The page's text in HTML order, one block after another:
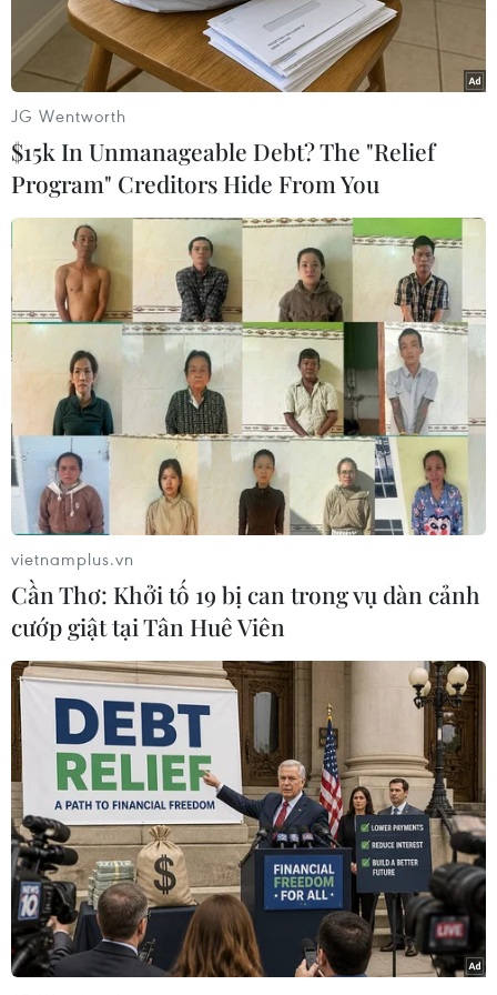
Hiện trường vụ đâm xe tải tại chợ Giáng sinh Breitscheidplatz.
(Ảnh: EPA/TTXVN)
Phóng viên TTXVN tại Berlin ngày 22/12 cho
biết Đài Truyền hình Berlin-Brandenburg (RBB)
vừa công bố hình ảnh thu được từ hệ thống
camera giám sát tại một nhà thờ Hồi giáo ở
Berlin, cho thấy nghi phạm gây ra vụ tấn công
bằng xe tải ở Khu chợ Giáng sinh
Breitscheidplatz, đã xuất hiện tại đây.
đến nhà thờ Hồi giáo có tên "Hội Fussilet 33" tại
Moabit thuộc quận Mitte sáng 20/12 vừa qua,
tức chưa đầy 8 giờ sau vụ tấn công đẫm máu
khiến 12 người thiệt mạng và khoảng 50 người
bị thương.
Nhà thờ này nằm cách hiện trường vụ việc
khoảng 7km.
Tìm lại hình ảnh camera giám sát trong khoảng
thời gian trước đó, Anis Amri được cho là đã
JG Wentworth
$15k In Unmanageable Debt? The "Relief
Program" Creditors Hide From You
vietnamplus.vn
Cần Thơ: Khởi tố 19 bị can trong vụ dàn cảnh
cướp giật tại Tân Huê Viên